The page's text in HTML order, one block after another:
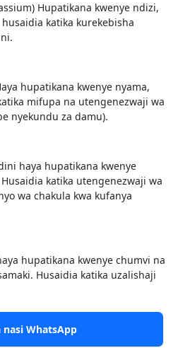
Hupatikana kwenye ndizi,
katika kurekebisha
hupatikana kwenye nyama,
mifupa na utengenezwaji wa
nyekundu za damu).
haya hupatikana kwenye
katika utengenezwaji wa
wa chakula kwa kufanya
hupatikana kwenye chumvi na
Husaidia katika uzalishaji
nasi WhatsApp